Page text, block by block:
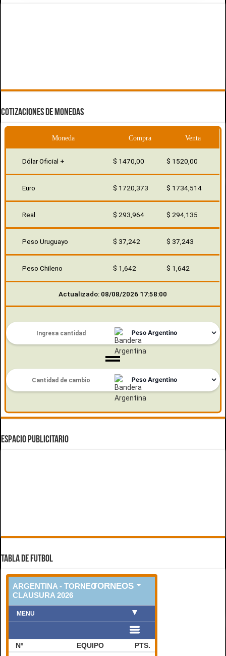
COTIZACIONES DE MONEDAS
Moneda Compra Venta
Dólar Oficial + $ 1470,00 $ 1520,00
Euro $ 1720,373 $ 1734,514
Real $ 293,964 $ 294,135
Peso Uruguayo $ 37,242 $ 37,243
Peso Chileno $ 1,642 $ 1,642
Actualizado: 08/08/2026 17:58:00
ESPACIO PUBLICITARIO
TABLA DE FUTBOL